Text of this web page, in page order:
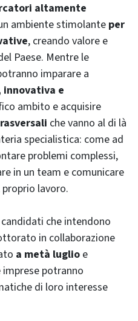
altamente
ambiente stimolante per
, creando valore e
Paese. Mentre le
imparare a
e
ambito e acquisire
che vanno al di là
specialistica: come ad
problemi complessi,
in un team e comunicare
lavoro.
che intendono
in collaborazione
a metà luglio e
potranno
di loro interesse